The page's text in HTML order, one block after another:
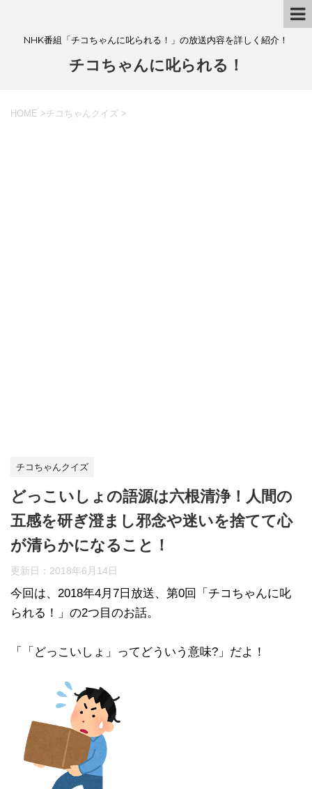
NHK番組「チコちゃんに叱られる！」の放送内容を詳しく紹介！
チコちゃんに叱られる！
HOME >チコちゃんクイズ >
チコちゃんクイズ
どっこいしょの語源は六根清浄！人間の
五感を研ぎ澄まし邪念や迷いを捨てて心
が清らかになること！
更新日： 2018年6月14日
今回は、2018年4月7日放送、第0回「チコちゃんに叱
られる！」の2つ目のお話。
「「どっこいしょ」ってどういう意味?」だよ！